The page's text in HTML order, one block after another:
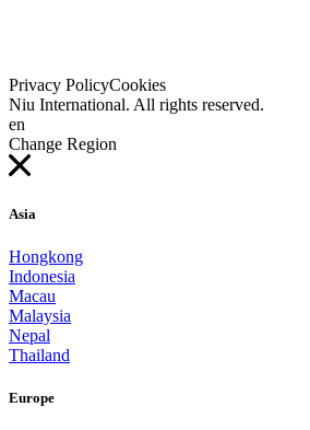
Privacy PolicyCookies
Niu International. All rights reserved.
en
Change Region
Asia
Hongkong
Indonesia
Macau
Malaysia
Nepal
Thailand
Europe